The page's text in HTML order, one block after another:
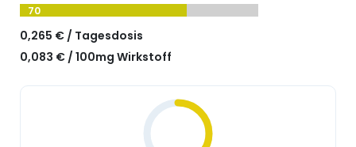
70
0,265 € / Tagesdosis
0,083 € / 100mg Wirkstoff